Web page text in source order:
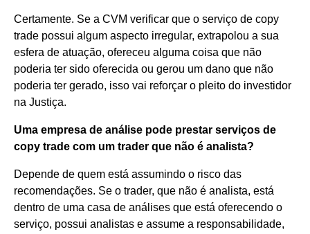
Certamente. Se a CVM verificar que o serviço de copy
trade possui algum aspecto irregular, extrapolou a sua
esfera de atuação, ofereceu alguma coisa que não
poderia ter sido oferecida ou gerou um dano que não
poderia ter gerado, isso vai reforçar o pleito do investidor
na Justiça.
Uma empresa de análise pode prestar serviços de
copy trade com um trader que não é analista?
Depende de quem está assumindo o risco das
recomendações. Se o trader, que não é analista, está
dentro de uma casa de análises que está oferecendo o
serviço, possui analistas e assume a responsabilidade,